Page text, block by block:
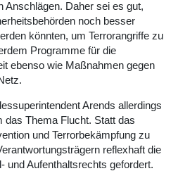
Daher sei es gut,
noch besser
könnten, um Terrorangriffe zu
Programme für die
ebenso wie Maßnahmen gegen
Arends allerdings
das Thema Flucht. Statt das
und Terrorbekämpfung zu
reflexhaft die
und Aufenthaltsrechts gefordert.